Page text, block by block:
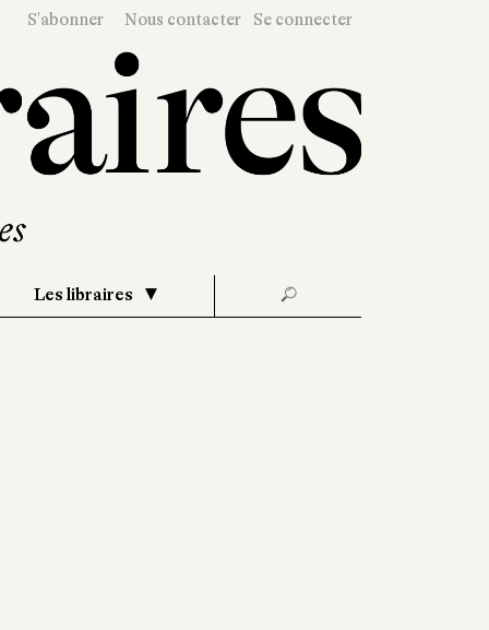
S'abonner Nous contacter Se connecter
Les libraires 🔎